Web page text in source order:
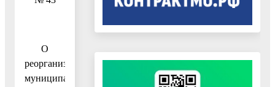
О
реорганизации
муниципального